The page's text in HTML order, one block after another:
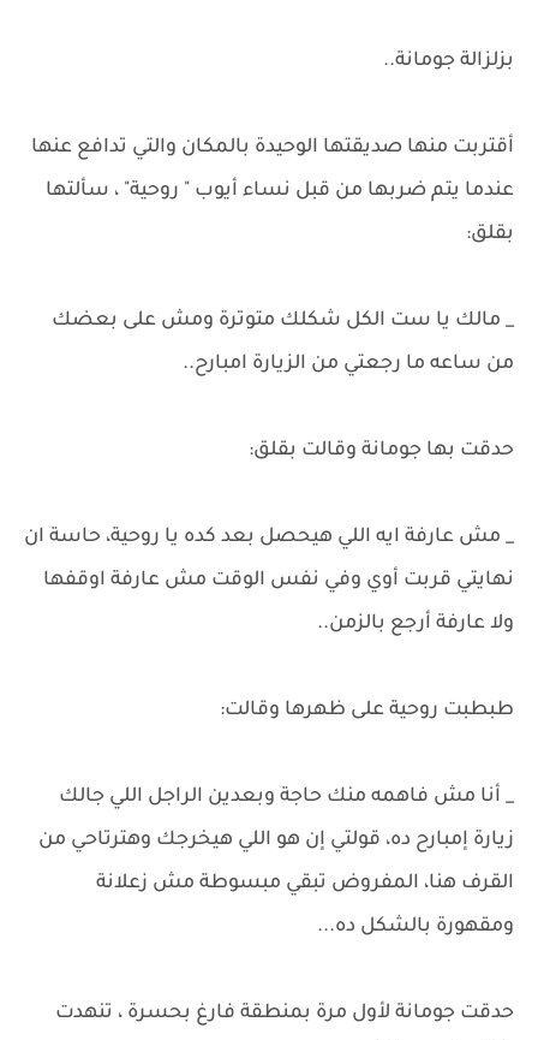
بزلزالة جومانة..
أقتربت منها صديقتها الوحيدة بالمكان والتي تدافع عنها
عندما يتم ضربها من قبل نساء أيوب " روحية" ، سألتها
بقلق:
_ مالك يا ست الكل شكلك متوترة ومش على بعضك
من ساعه ما رجعتي من الزيارة امبارح..
حدقت بها جومانة وقالت بقلق:
_ مش عارفة ايه اللي هيحصل بعد كده يا روحية، حاسة ان
نهايتي قربت أوي وفي نفس الوقت مش عارفة اوقفها
ولا عارفة أرجع بالزمن..
طبطبت روحية على ظهرها وقالت:
_ أنا مش فاهمه منك حاجة وبعدين الراجل اللي جالك
زيارة إمبارح ده، قولتي إن هو اللي هيخرجك وهترتاحي من
القرف هنا، المفروض تبقي مبسوطة مش زعلانة
ومقهورة بالشكل ده...
حدقت جومانة لأول مرة بمنطقة فارغ بحسرة ، تنهدت